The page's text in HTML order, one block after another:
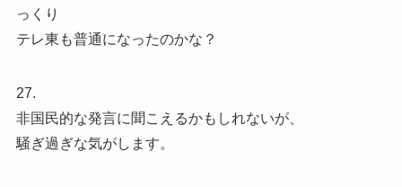
っくり
テレ東も普通になったのかな？
27.
非国民的な発言に聞こえるかもしれないが、
騒ぎ過ぎな気がします。